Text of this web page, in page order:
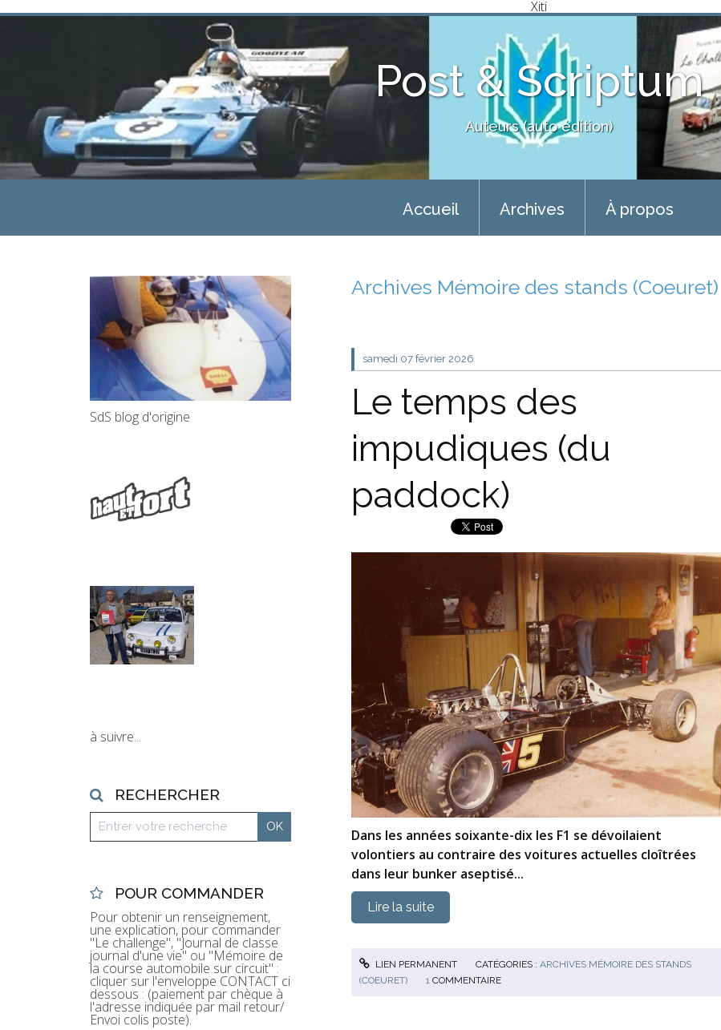
Xiti
Post & Scriptum
Auteurs (auto édition)
Accueil Archives À propos
SdS blog d'origine
à suivre...
RECHERCHER
POUR COMMANDER
Pour obtenir un renseignement,
une explication, pour commander
"Le challenge", "Journal de classe
journal d'une vie" ou "Mémoire de
la course automobile sur circuit" :
cliquer sur l'enveloppe CONTACT ci
dessous : (paiement par chèque à
l'adresse indiquée par mail retour/
Envoi colis poste).
Archives Mémoire des stands (Coeuret)
samedi 07 février 2026
Le temps des
impudiques (du
paddock)
Dans les années soixante-dix les F1 se dévoilaient
volontiers au contraire des voitures actuelles cloîtrées
dans leur bunker aseptisé...
Lire la suite
LIEN PERMANENT CATÉGORIES :ARCHIVES MÉMOIRE DES STANDS
(COEURET)
1 COMMENTAIRE